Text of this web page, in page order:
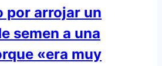
por arrojar un
semen a una
«era muy